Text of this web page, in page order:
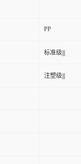
PP
标准级|||
注塑级|||